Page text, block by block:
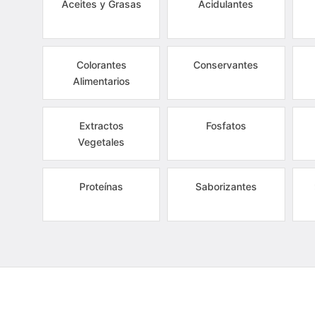
Aceites y Grasas Acidulantes
Colorantes
Alimentarios
Conservantes
Extractos
Vegetales
Fosfatos
Proteínas Saborizantes